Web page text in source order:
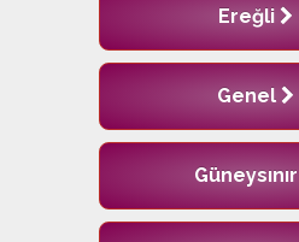
Ereğli
Genel
Güneysınır